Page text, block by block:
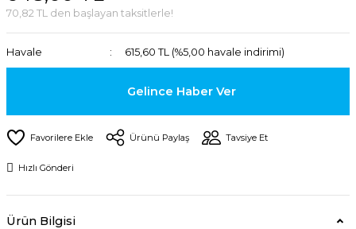
70,82 TL den başlayan taksitlerle!
Havale 615,60 TL (%5,00 havale indirimi)
Gelince Haber Ver
Ürünü Paylaş Tavsiye Et
Hızlı Gönderi
Ürün Bilgisi